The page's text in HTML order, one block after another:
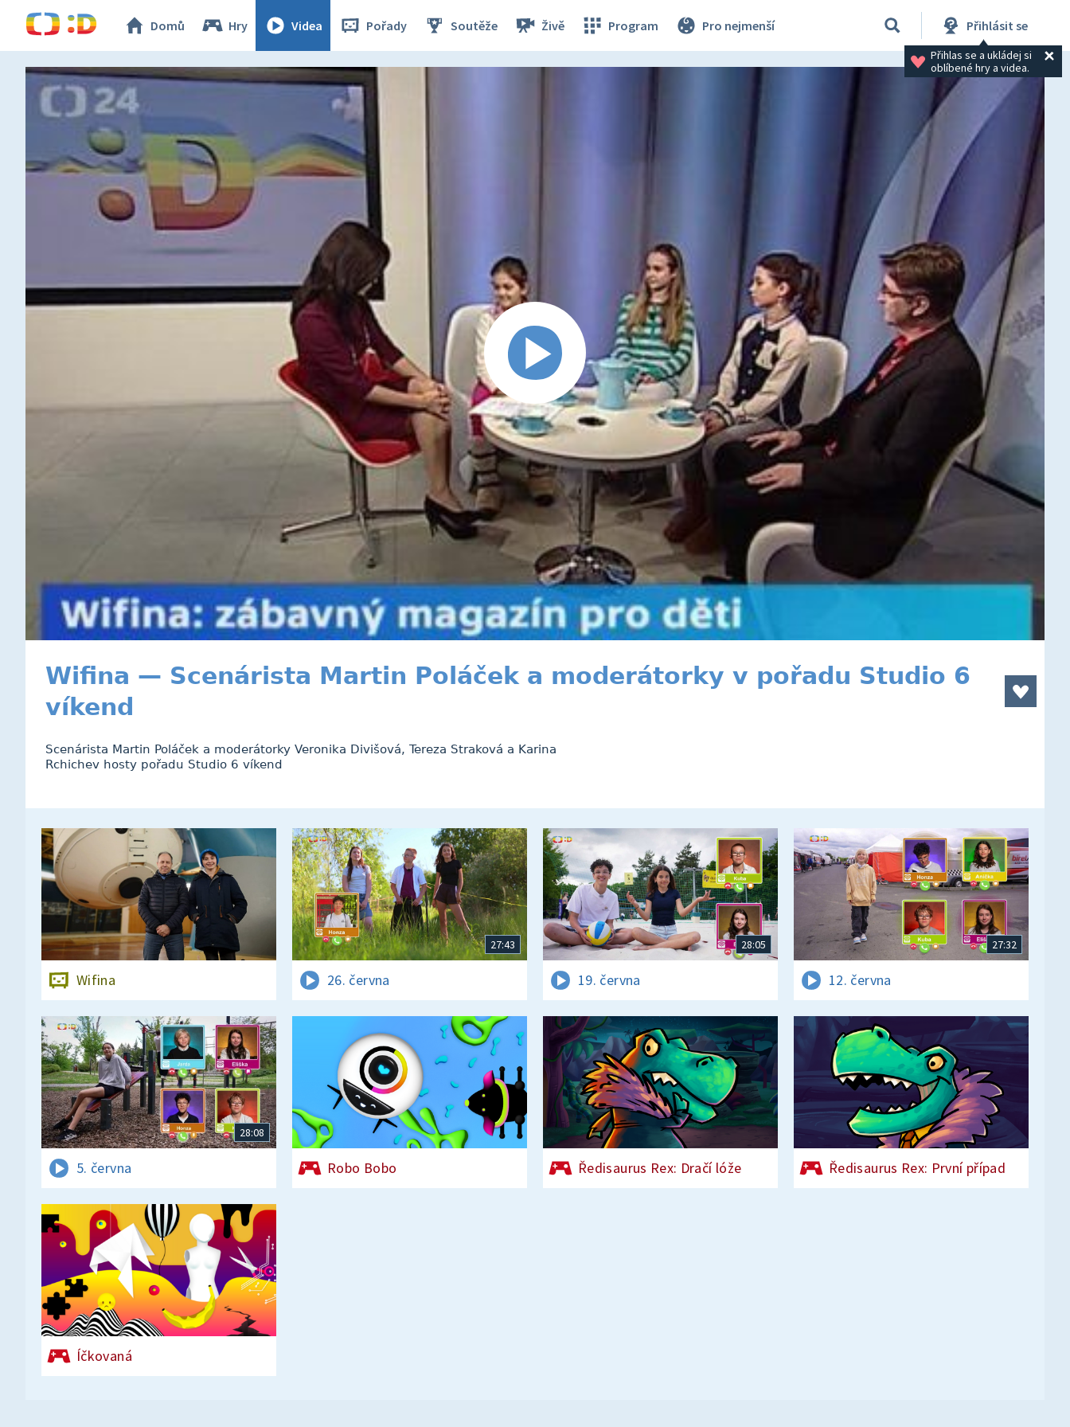
Domů Hry Videa Pořady Soutěže Živě Program Pro nejmenší Přihlásit se
Přihlas se a ukládej si
oblíbené hry a videa.
Wifina — Scenárista Martin Poláček a moderátorky v pořadu Studio 6
víkend
Scenárista Martin Poláček a moderátorky Veronika Divišová, Tereza Straková a Karina
Rchichev hosty pořadu Studio 6 víkend
Wifina
27:43
26. června
28:05
19. června
27:32
12. června
28:08
5. června Robo Bobo Ředisaurus Rex: Dračí lóže Ředisaurus Rex: První případ
Íčkovaná